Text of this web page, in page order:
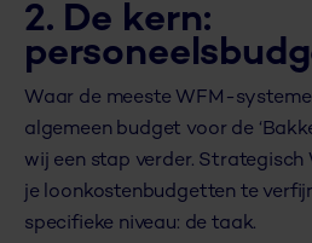
2. De kern:
p
Waar de meeste WFM-
algemeen budget voor de
wij een stap verder.
je loonkostenbudgetten te
specifieke niveau: de taak.